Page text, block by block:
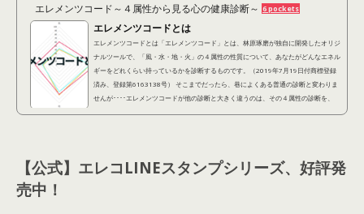
エレメンツコード～４属性から見る心の健康診断～ 6 pockets
エレメンツコードとは
エレメンツコードとは「エレメンツコード」とは、林原琢磨が独自に開発したオリジ
ナルツールで、「風・水・地・火」の４属性の性質について、あなたがどんなエネル
ギーをどれくらい持っているかを診断するものです。（2019年7月19日付商標登録
済み、登録第6163138号） そこまでだったら、巷によくある普通の診断と変わりま
せんが････エレメンツコードが他の診断と大きく違うのは、その４属性の診断を、
【公式】エレコLINEスタンプシリーズ、好評発
売中！